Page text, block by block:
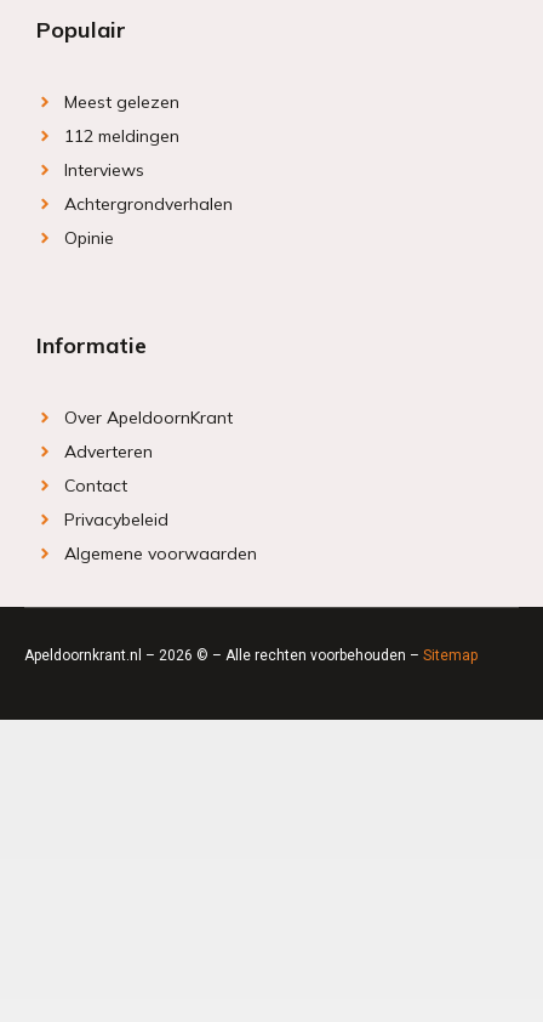
Populair
Meest gelezen
112 meldingen
Interviews
Achtergrondverhalen
Opinie
Informatie
Over ApeldoornKrant
Adverteren
Contact
Privacybeleid
Algemene voorwaarden
Apeldoornkrant.nl – 2026 © – Alle rechten voorbehouden – Sitemap